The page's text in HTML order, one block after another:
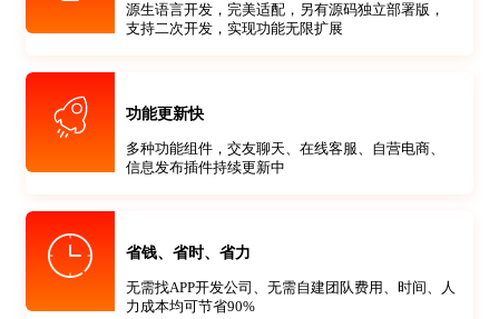
源生语言开发，完美适配，另有源码独立部署版，
支持二次开发，实现功能无限扩展
功能更新快
多种功能组件，交友聊天、在线客服、自营电商、
信息发布插件持续更新中
省钱、省时、省力
无需找APP开发公司、无需自建团队费用、时间、人
力成本均可节省90%